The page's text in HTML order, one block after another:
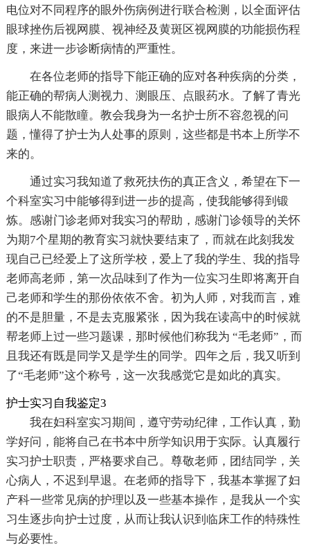
电位对不同程序的眼外伤病例进行联合检测，以全面评估
眼球挫伤后视网膜、视神经及黄斑区视网膜的功能损伤程
度，来进一步诊断病情的严重性。
在各位老师的指导下能正确的应对各种疾病的分类，
能正确的帮病人测视力、测眼压、点眼药水。了解了青光
眼病人不能散瞳。教会我身为一名护士所不容忽视的问
题，懂得了护士为人处事的原则，这些都是书本上所学不
来的。
通过实习我知道了救死扶伤的真正含义，希望在下一
个科室实习中能够得到进一步的提高，使我能够得到锻
炼。感谢门诊老师对我实习的帮助，感谢门诊领导的关怀
为期7个星期的教育实习就快要结束了，而就在此刻我发
现自己已经爱上了这所学校，爱上了我的学生、我的指导
老师高老师，第一次品味到了作为一位实习生即将离开自
己老师和学生的那份依依不舍。初为人师，对我而言，难
的不是胆量，不是去克服紧张，因为我在读高中的时候就
帮老师上过一些习题课，那时候他们称我为 “毛老师”，而
且我还有既是同学又是学生的同学。四年之后，我又听到
了“毛老师”这个称号，这一次我感觉它是如此的真实。
护士实习自我鉴定3
我在妇科室实习期间，遵守劳动纪律，工作认真，勤
学好问，能将自己在书本中所学知识用于实际。认真履行
实习护士职责，严格要求自己。尊敬老师，团结同学，关
心病人，不迟到早退。在老师的指导下，我基本掌握了妇
产科一些常见病的护理以及一些基本操作，是我从一个实
习生逐步向护士过度，从而让我认识到临床工作的特殊性
与必要性。